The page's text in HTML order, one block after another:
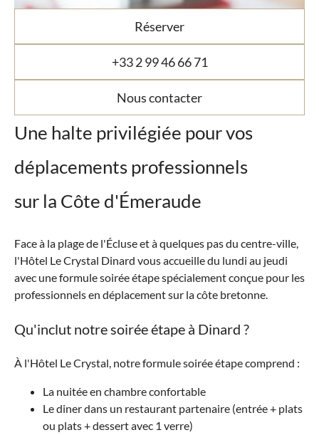
Réserver
+33 2 99 46 66 71
Nous contacter
Une halte privilégiée pour vos
déplacements professionnels
sur la Côte d'Émeraude
Face à la plage de l'Écluse et à quelques pas du centre-ville,
l'Hôtel Le Crystal Dinard vous accueille du lundi au jeudi
avec une formule soirée étape spécialement conçue pour les
professionnels en déplacement sur la côte bretonne.
Qu'inclut notre soirée étape à Dinard ?
À l'Hôtel Le Crystal, notre formule soirée étape comprend :
La nuitée en chambre confortable
Le diner dans un restaurant partenaire (entrée + plats
ou plats + dessert avec 1 verre)